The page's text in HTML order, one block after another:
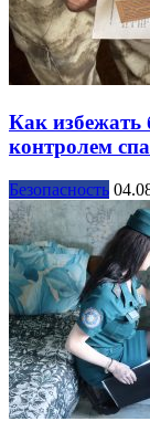
Как избежать
контролем
Безопасность